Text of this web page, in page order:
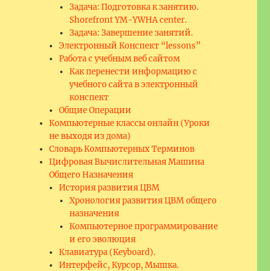
Задача: Подготовка к занятию.
Shorefront YM-YWHA center.
Задача: Завершение занятий.
Электронный Конспект “lessons”
Работа с учебным веб сайтом
Как перенести информацию с
учебного сайта в электронный
конспект
Общие Операции
Компьютерные классы онлайн (Уроки
не выходя из дома)
Словарь Компьютерных Терминов
Цифровая Вычислительная Машина
Общего Назначения
История развития ЦВМ
Хронология развития ЦВМ общего
назначения
Компьютерное программирование
и его эволюция
Клавиатура (Keyboard).
Интерфейс, Курсор, Мышка.